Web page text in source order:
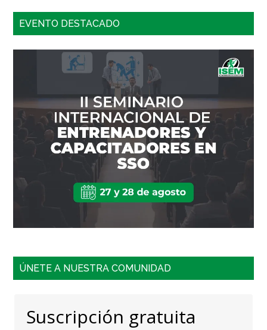
EVENTO DESTACADO
ÚNETE A NUESTRA COMUNIDAD
Suscripción gratuita